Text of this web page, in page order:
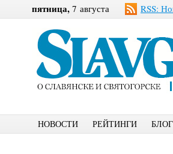
пятница, 7 августа RSS:
НОВОСТИ РЕЙТИНГИ